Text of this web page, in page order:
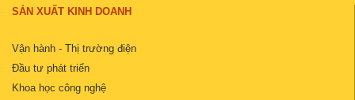
SẢN XUẤT KINH DOANH
Vận hành - Thị trường điện
Đầu tư phát triển
Khoa học công nghệ